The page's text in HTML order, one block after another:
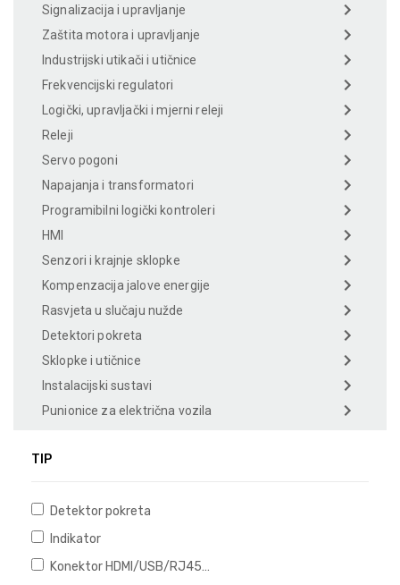
Signalizacija i upravljanje
Zaštita motora i upravljanje
Industrijski utikači i utičnice
Frekvencijski regulatori
Logički, upravljački i mjerni releji
Releji
Servo pogoni
Napajanja i transformatori
Programibilni logički kontroleri
HMI
Senzori i krajnje sklopke
Kompenzacija jalove energije
Rasvjeta u slučaju nužde
Detektori pokreta
Sklopke i utičnice
Instalacijski sustavi
Punionice za električna vozila
TIP
Detektor pokreta
Indikator
Konektor HDMI/USB/RJ45…